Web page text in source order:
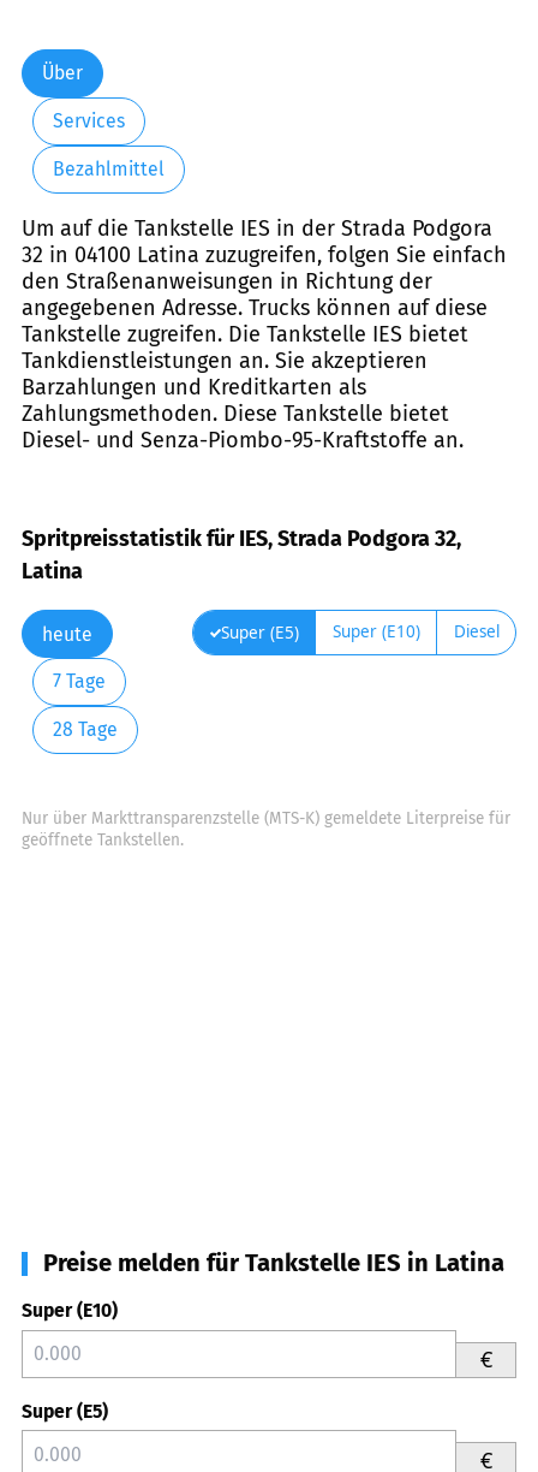
Über
Services
Bezahlmittel
Um auf die Tankstelle IES in der Strada Podgora
32 in 04100 Latina zuzugreifen, folgen Sie einfach
den Straßenanweisungen in Richtung der
angegebenen Adresse. Trucks können auf diese
Tankstelle zugreifen. Die Tankstelle IES bietet
Tankdienstleistungen an. Sie akzeptieren
Barzahlungen und Kreditkarten als
Zahlungsmethoden. Diese Tankstelle bietet
Diesel- und Senza-Piombo-95-Kraftstoffe an.
Spritpreisstatistik für IES, Strada Podgora 32,
Latina
heute
7 Tage
28 Tage
Super (E5) Super (E10) Diesel
Nur über Markttransparenzstelle (MTS-K) gemeldete Literpreise für
geöffnete Tankstellen.
Preise melden für Tankstelle IES in Latina
Super (E10)
€
Super (E5)
€